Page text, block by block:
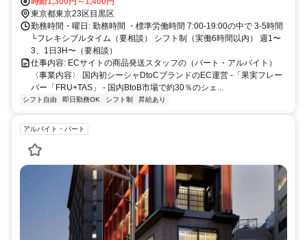
東京都東京23区目黒区
勤務時間・曜日: 勤務時間 ・標準労働時間 7:00-19:00の中で 3-5時間
└フレキシブルタイム（要相談） シフト制（実働6時間以内） 週1〜
3、1日3H〜（要相談）
仕事内容: ECサイトの商品発送スタッフの（パート・アルバイト）
〈事業内容〉 国内初シーシャDtoCブランドのEC運営 -「果実フレー
バー「FRU+TAS」 - 国内BtoB市場で約30％のシェ...
シフト自由 即日勤務OK シフト制 昇給あり
アルバイト・パート